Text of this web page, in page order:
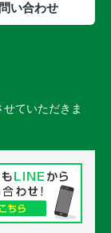
い合わせ
ていただきま